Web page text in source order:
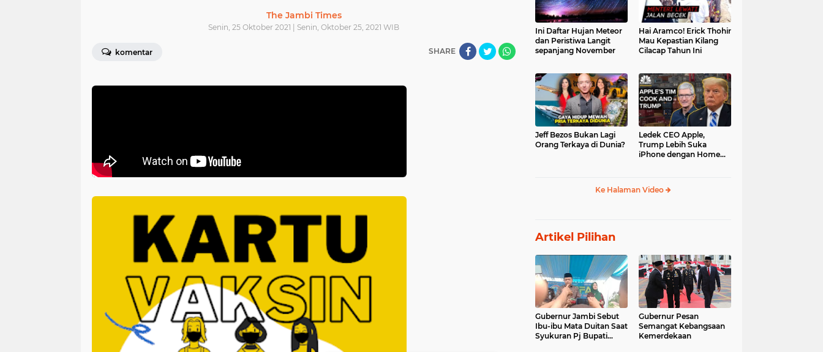
The Jambi Times
Senin, 25 Oktober 2021 | Senin, Oktober 25, 2021 WIB
komentar SHARE
Ini Daftar Hujan Meteor
dan Peristiwa Langit
sepanjang November
Hai Aramco! Erick Thohir
Mau Kepastian Kilang
Cilacap Tahun Ini
Jeff Bezos Bukan Lagi
Orang Terkaya di Dunia?
Ledek CEO Apple,
Trump Lebih Suka
iPhone dengan Home
Ke Halaman Video
Artikel Pilihan
Gubernur Jambi Sebut
Ibu-ibu Mata Duitan Saat
Syukuran Pj Bupati
Gubernur Pesan
Semangat Kebangsaan
Kemerdekaan